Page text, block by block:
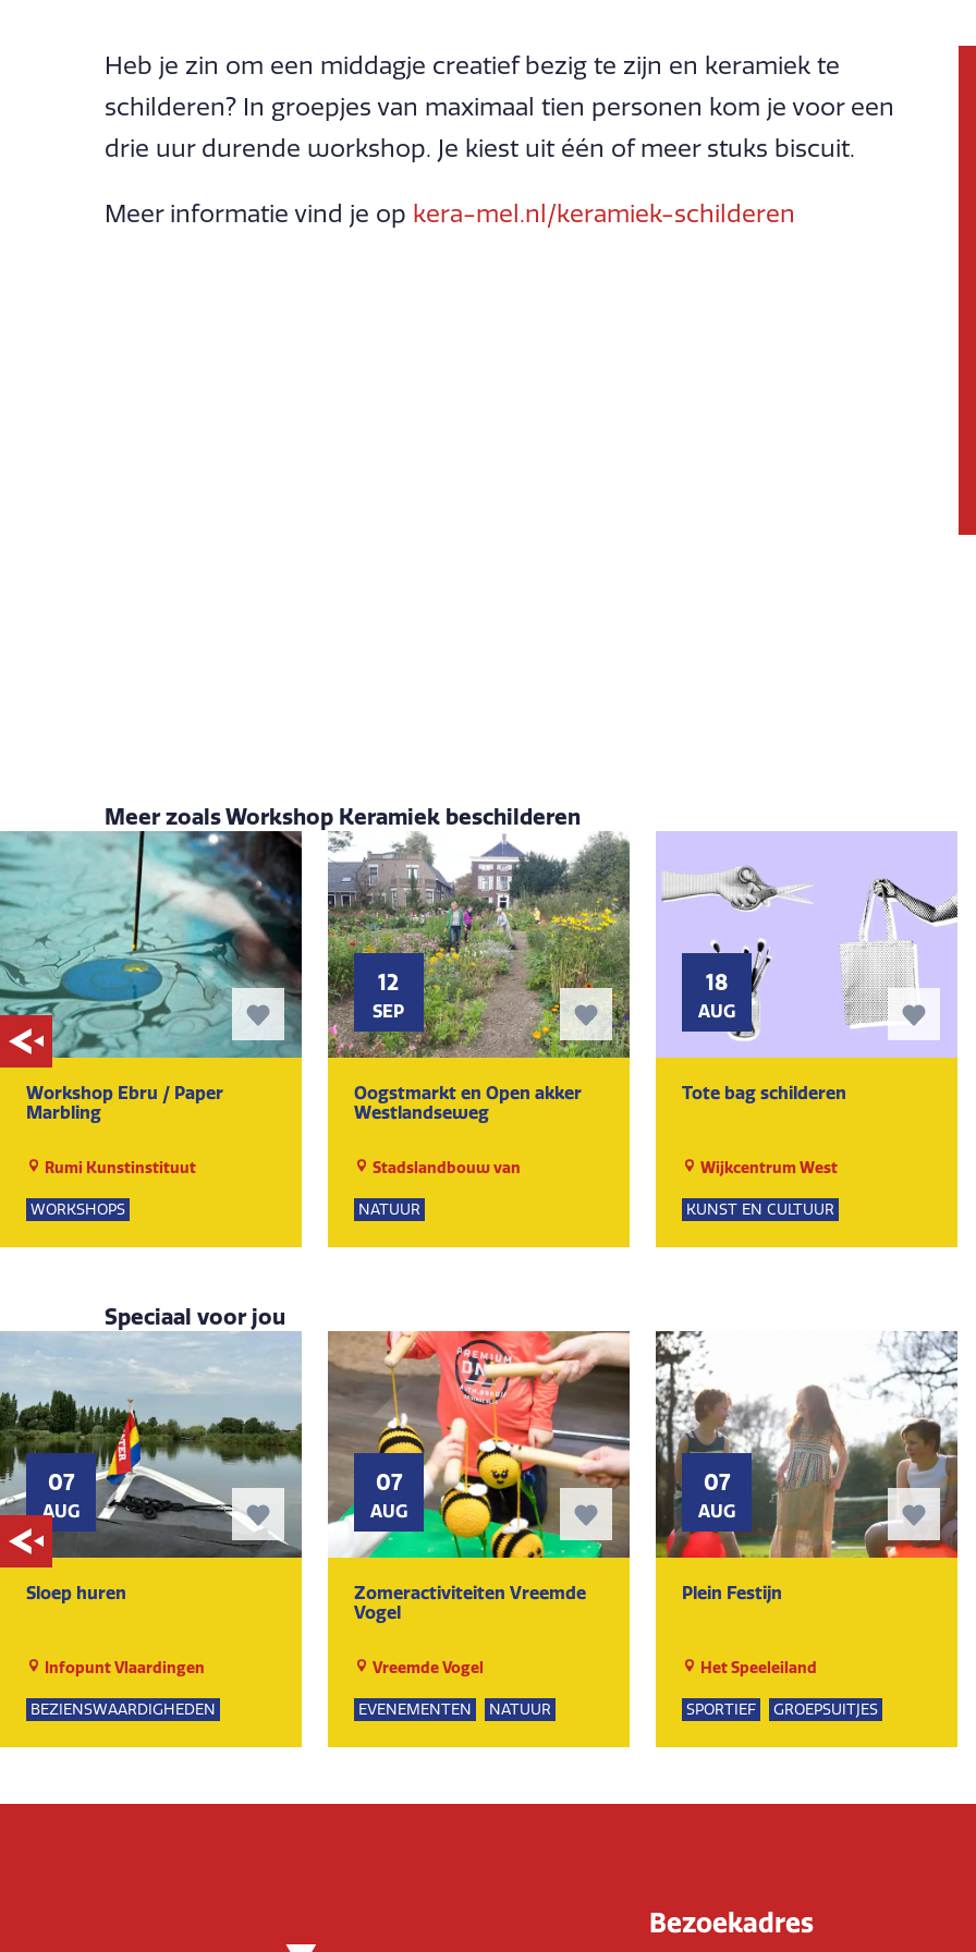
Heb je zin om een middagje creatief bezig te zijn en keramiek te
schilderen? In groepjes van maximaal tien personen kom je voor een
drie uur durende workshop. Je kiest uit één of meer stuks biscuit.
Meer informatie vind je op kera-mel.nl/keramiek-schilderen
Meer zoals Workshop Keramiek beschilderen
Workshop Ebru / Paper
Marbling
Rumi Kunstinstituut
WORKSHOPS
KUNST EN CULTUUR
12
SEP
Oogstmarkt en Open akker
Westlandseweg
Stadslandbouw van
NATUUR
18
AUG
Tote bag schilderen
Wijkcentrum West
KUNST EN CULTUUR
Speciaal voor jou
07
AUG
Sloep huren
Infopunt Vlaardingen
BEZIENSWAARDIGHEDEN
NATUUR
07
AUG
Zomeractiviteiten Vreemde
Vogel
Vreemde Vogel
EVENEMENTEN
NATUUR
SPEELTUIN
GROEPSUITJES
07
AUG
Plein Festijn
Het Speeleiland
SPORTIEF GROEPSUITJES
Bezoekadres